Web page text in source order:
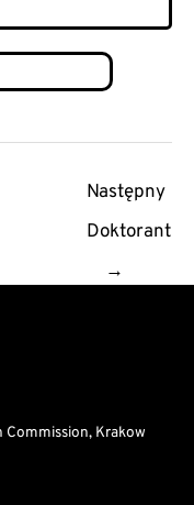
Następny
Doktorant
→
Krakow